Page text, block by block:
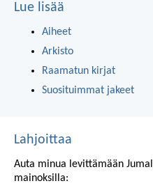
Lue lisää
Aiheet
Arkisto
Raamatun kirjat
Suosituimmat jakeet
Lahjoittaa
Auta minua levittämään
mainoksilla: